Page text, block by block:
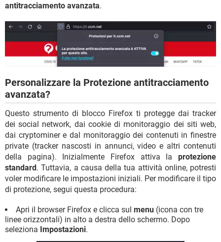
antitracciamento avanzata.
Personalizzare la Protezione antitracciamento
avanzata?
Questo strumento di blocco Firefox ti protegge dai tracker
dei social network, dai cookie di monitoraggio dei siti web,
dai cryptominer e dal monitoraggio dei contenuti in finestre
private (tracker nascosti in annunci, video e altri contenuti
della pagina). Inizialmente Firefox attiva la protezione
standard. Tuttavia, a causa della tua attività online, potresti
voler modificare le impostazioni iniziali. Per modificare il tipo
di protezione, segui questa procedura:
Apri il browser Firefox e clicca sul menu (icona con tre
linee orizzontali) in alto a destra dello schermo. Dopo
seleziona Impostazioni.